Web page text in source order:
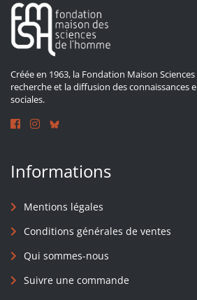
Créée en 1963, la Fondation Maison
recherche et la diffusion des connaissances
sociales.
Informations
Mentions légales
Conditions générales de ventes
Qui sommes-nous
Suivre une commande